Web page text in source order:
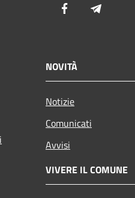
Facebook
NOVITÀ
Notizie
Comunicati
Avvisi
VIVERE IL COMUNE